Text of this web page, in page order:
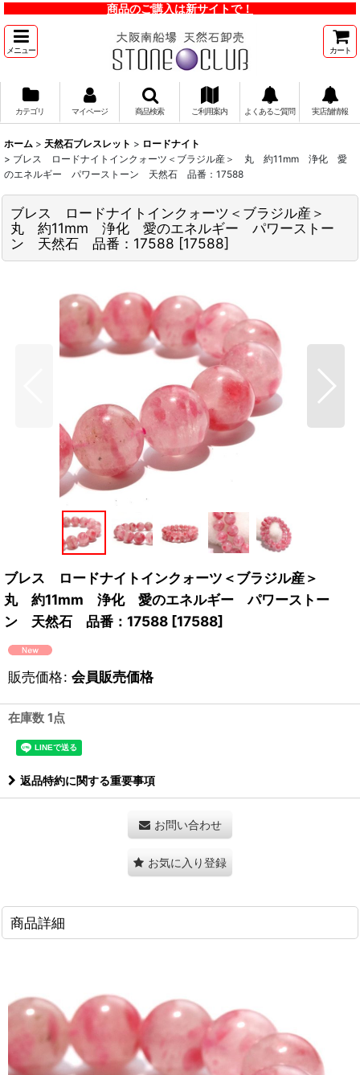
商品のご購入は新サイトで！
メニュー カート
カテゴリ マイページ 商品検索 ご利用案内 よくあるご質問 実店舗情報
ホーム > 天然石ブレスレット > ロードナイト
> ブレス ロードナイトインクォーツ＜ブラジル産＞ 丸 約11mm 浄化 愛
のエネルギー パワーストーン 天然石 品番：17588
ブレス ロードナイトインクォーツ＜ブラジル産＞
丸 約11mm 浄化 愛のエネルギー パワーストー
ン 天然石 品番：17588 [17588]
ブレス ロードナイトインクォーツ＜ブラジル産＞
丸 約11mm 浄化 愛のエネルギー パワーストー
ン 天然石 品番：17588 [17588]
販売価格: 会員販売価格
在庫数 1点
返品特約に関する重要事項
お問い合わせ
お気に入り登録
商品詳細